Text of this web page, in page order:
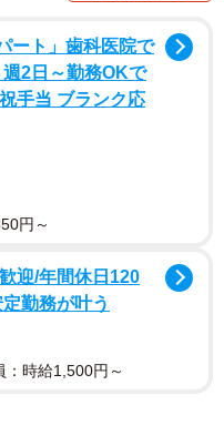
ート」歯科医院で
2日～勤務OKで
手当 ブランク応
円～
迎/年間休日120
勤務が叶う
：時給1,500円～